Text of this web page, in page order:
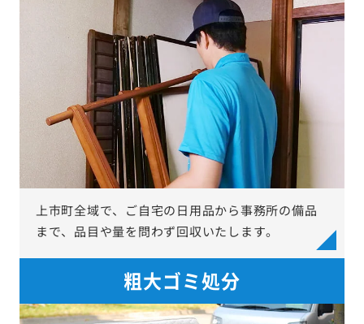
上市町全域で、ご自宅の日用品から事務所の備品
まで、品目や量を問わず回収いたします。
粗大ゴミ処分